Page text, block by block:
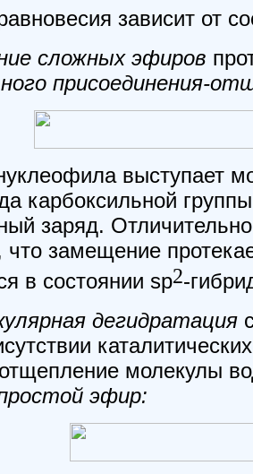
зависит от
сложных эфиров
присоединения-
выступает
карбоксильной
заряд.
что замещение
в состоянии sp2-
дегидратация
молекулы
эфир: